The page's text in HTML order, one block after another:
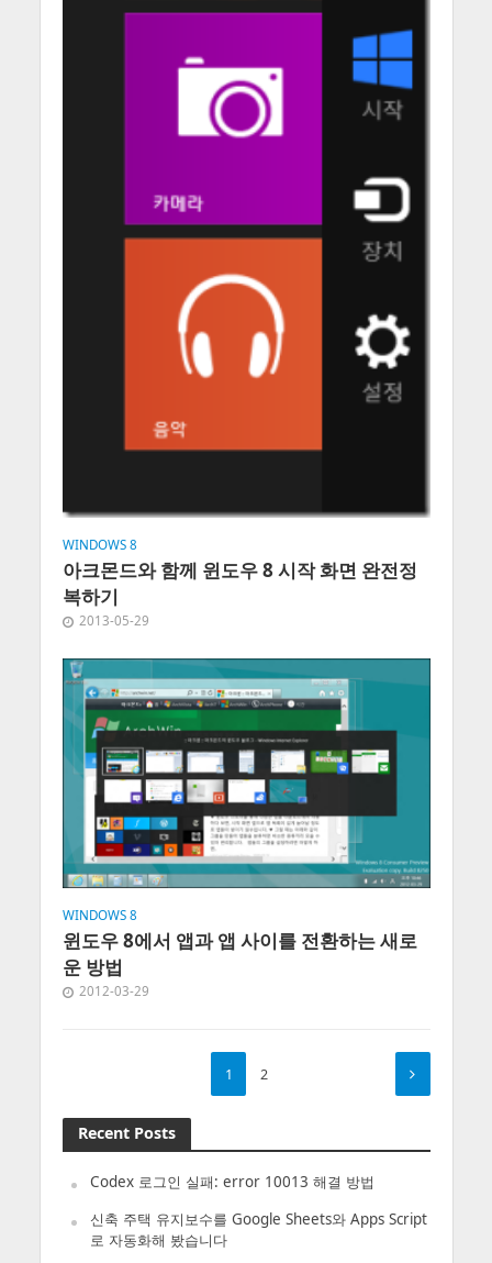
WINDOWS 8
아크몬드와 함께 윈도우 8 시작 화면 완전정
복하기
2013-05-29
WINDOWS 8
윈도우 8에서 앱과 앱 사이를 전환하는 새로
운 방법
2012-03-29
1 2
Recent Posts
Codex 로그인 실패: error 10013 해결 방법
신축 주택 유지보수를 Google Sheets와 Apps Script
로 자동화해 봤습니다